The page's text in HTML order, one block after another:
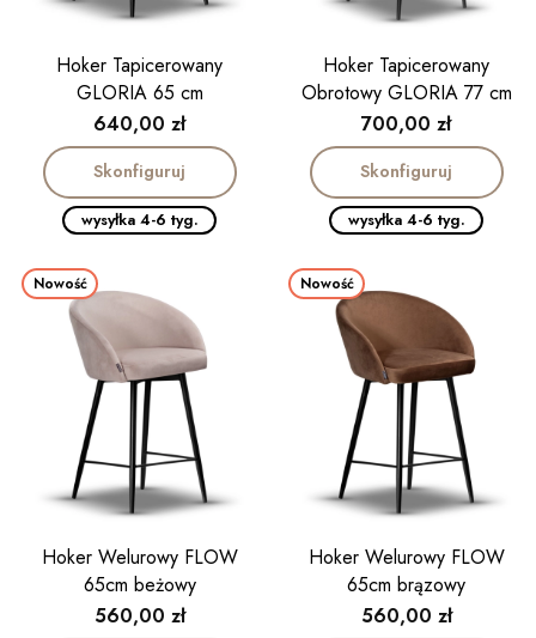
Hoker Tapicerowany
GLORIA 65 cm
Cena
640,00 zł
Skonfiguruj
wysyłka 4-6 tyg.
Hoker Tapicerowany
Obrotowy GLORIA 77 cm
Cena
700,00 zł
Skonfiguruj
wysyłka 4-6 tyg.
Nowość
Hoker Welurowy FLOW
65cm beżowy
Cena
560,00 zł
Nowość
Hoker Welurowy FLOW
65cm brązowy
Cena
560,00 zł